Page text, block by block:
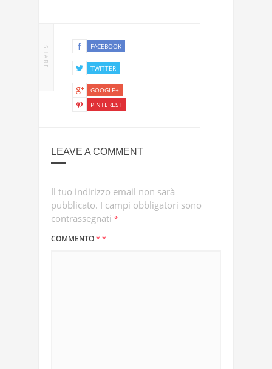
SHARE FACEBOOK
TWITTER
GOOGLE+
PINTEREST
LEAVE A COMMENT
Il tuo indirizzo email non sarà
pubblicato. I campi obbligatori sono
contrassegnati *
COMMENTO* *